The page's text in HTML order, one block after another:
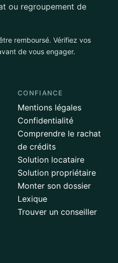
ou regroupement de
remboursé. Vérifiez vos
de vous engager.
CONFIANCE
Mentions légales
Confidentialité
Comprendre le rachat
de crédits
Solution locataire
Solution propriétaire
Monter son dossier
Lexique
Trouver un conseiller